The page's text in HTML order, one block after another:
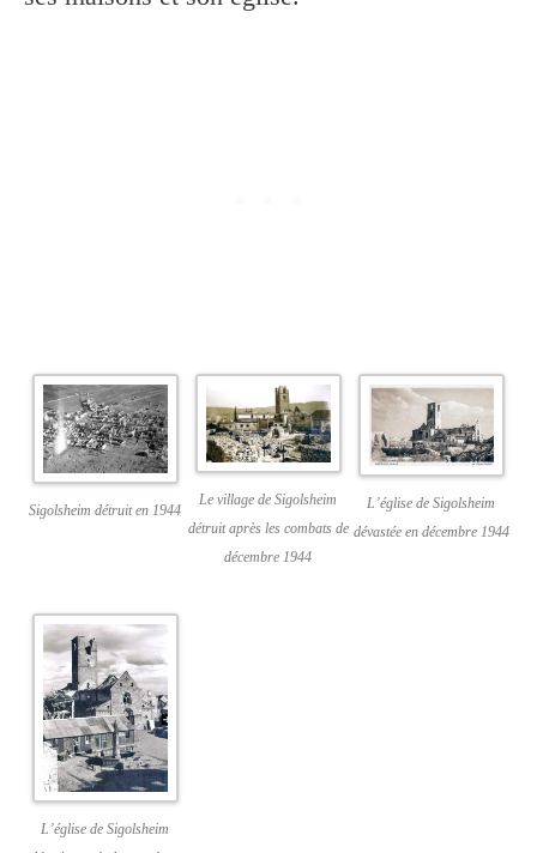
Sigolsheim détruit en 1944
Le village de Sigolsheim
détruit après les combats de
décembre 1944
L’église de Sigolsheim
dévastée en décembre 1944
L’église de Sigolsheim